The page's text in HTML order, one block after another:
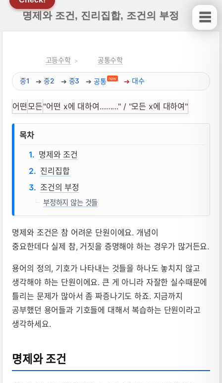
명제와 조건, 진리집합, 조건의 부정
고등수학 공통수학
중1 중2 중3 공통 now 대수
어떤 모든"어떤 x에 대하여………" / "모든 x에 대하여"
명제와 조건, 진리집합, 조건의 부정 뜻,
목차
명제와 조건
진리집합
조건의 부정
부정하지 않는 것들
명제와 조건은 참 어려운 단원이에요. 개념이
중요한데다 실제 참, 거짓을 증명해야 하는 경우가 많거든요.
용어의 정의, 기호가 나타내는 것들을 하나도 놓치지 않고
생각해야 하는 단원이에요. 큰 게 아니라 자잘한 실수때문에
틀리는 문제가 많아서 좀 짜증나기도 하죠. 지금까지
공부했던 용어들과 기호들에 대해서 복습하는 단원이라고
생각하세요.
명제와 조건
☰